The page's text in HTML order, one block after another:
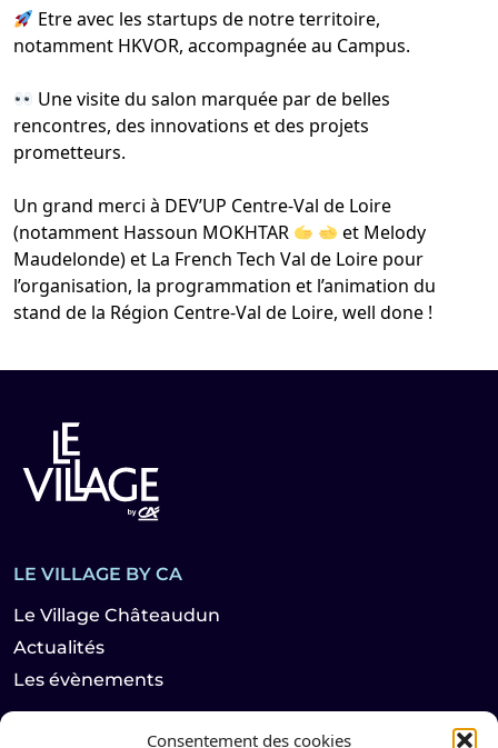
Consentement des cookies
Etre avec les startups de notre territoire,
notamment HKVOR, accompagnée au Campus.
Une visite du salon marquée par de belles
rencontres, des innovations et des projets
prometteurs.
Un grand merci à DEV’UP Centre-Val de Loire
(notamment Hassoun MOKHTAR et Melody
Maudelonde) et La French Tech Val de Loire pour
l’organisation, la programmation et l’animation du
stand de la Région Centre-Val de Loire, well done !
LE VILLAGE BY CA
Le Village Châteaudun
Actualités
Les évènements